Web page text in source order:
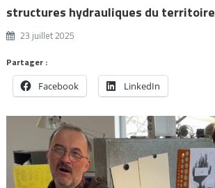
structures hydrauliques du territoire
23 juillet 2025
Partager :
Facebook LinkedIn